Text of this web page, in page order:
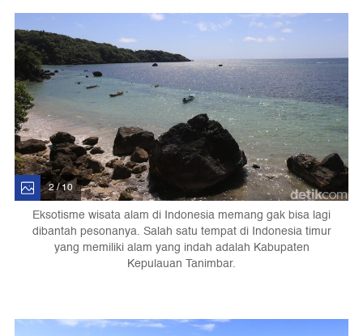
2 / 10
Eksotisme wisata alam di Indonesia memang gak bisa lagi
dibantah pesonanya. Salah satu tempat di Indonesia timur
yang memiliki alam yang indah adalah Kabupaten
Kepulauan Tanimbar.